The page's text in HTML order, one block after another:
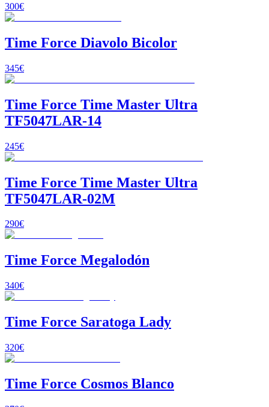
300€
Time Force Diavolo Bicolor
345€
Time Force Time Master Ultra
TF5047LAR-14
245€
Time Force Time Master Ultra
TF5047LAR-02M
290€
Time Force Megalodón
340€
Time Force Saratoga Lady
320€
Time Force Cosmos Blanco